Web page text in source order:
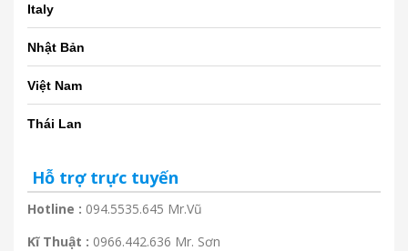
Italy
Nhật Bản
Việt Nam
Thái Lan
Hỗ trợ trực tuyến
Hotline : 094.5535.645 Mr.Vũ
Kĩ Thuật : 0966.442.636 Mr. Sơn